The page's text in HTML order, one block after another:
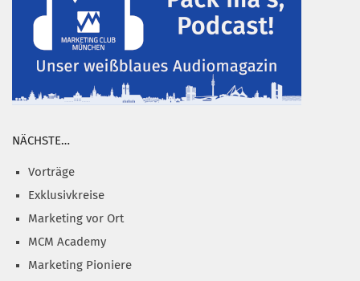
NÄCHSTE…
Vorträge
Exklusivkreise
Marketing vor Ort
MCM Academy
Marketing Pioniere